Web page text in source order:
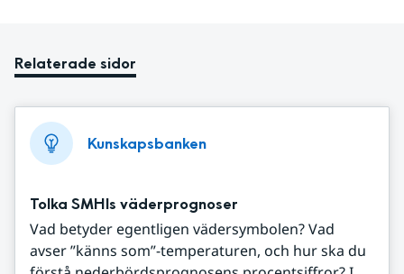
Relaterade sidor
Kunskapsbanken
Tolka SMHIs väderprognoser
Vad betyder egentligen vädersymbolen? Vad
avser ”känns som”-temperaturen, och hur ska du